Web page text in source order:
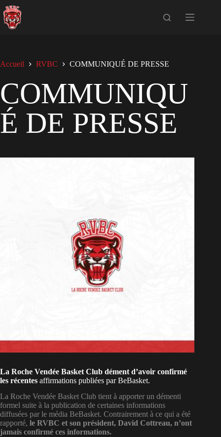
Passer
au
contenu
Accueil RVBC COMMUNIQUÉ DE PRESSE
COMMUNIQU
É DE PRESSE
La Roche Vendée Basket Club dément d’avoir confirmé
les récentes affirmations publiées par BeBasket.
La Roche Vendée Basket Club tient à apporter un démenti
formel suite à la publication de certaines informations
diffusées par le média BeBasket. Contrairement à ce qui a été
rapporté, le RVBC et son président, David Cottreau, n’ont
jamais confirmé ces informations.